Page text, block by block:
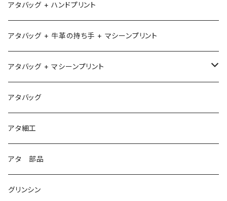
アタバッグ + ハンドプリント
アタバッグ + 牛革の持ち手 + マシーンプリント
アタバッグ + マシーンプリント
1
2
3
アタバッグ
アタ細工
アタ 部品
グリンシン